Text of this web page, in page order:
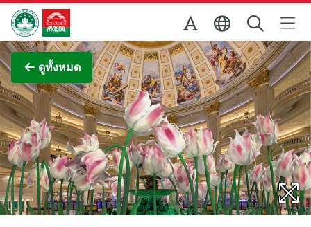
Skip to Main Content
สำนักงานการท่องเที่ยวของรัฐบาลมาเก๊า
ดูทั้งหมด
ภาพขยาย